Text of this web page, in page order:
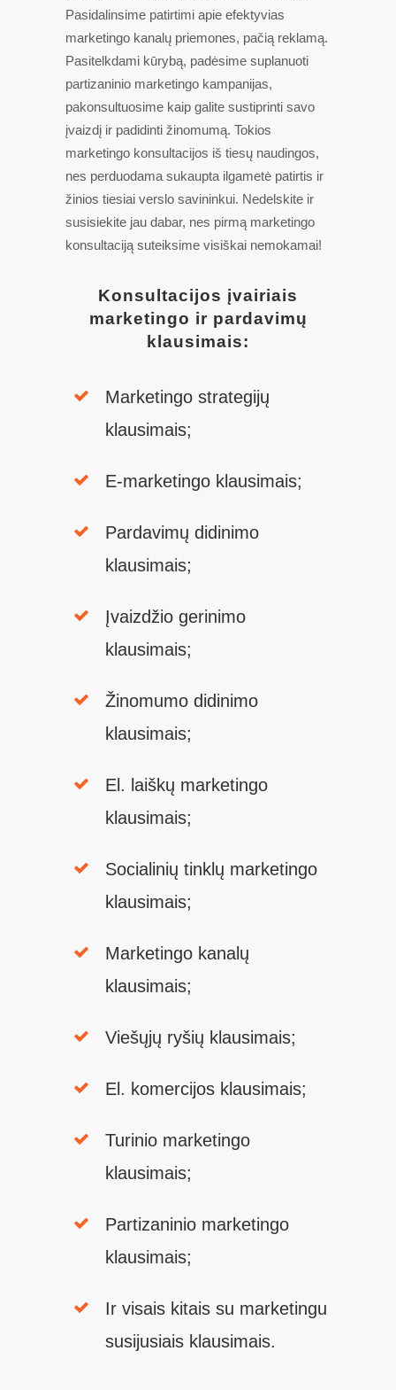
Pasidalinsime patirtimi apie efektyvias
marketingo kanalų priemones, pačią reklamą.
Pasitelkdami kūrybą, padėsime suplanuoti
partizaninio marketingo kampanijas,
pakonsultuosime kaip galite sustiprinti savo
įvaizdį ir padidinti žinomumą. Tokios
marketingo konsultacijos iš tiesų naudingos,
nes perduodama sukaupta ilgametė patirtis ir
žinios tiesiai verslo savininkui. Nedelskite ir
susisiekite jau dabar, nes pirmą marketingo
konsultaciją suteiksime visiškai nemokamai!
Konsultacijos įvairiais
marketingo ir pardavimų
klausimais:
Marketingo strategijų
klausimais;
E-marketingo klausimais;
Pardavimų didinimo
klausimais;
Įvaizdžio gerinimo
klausimais;
Žinomumo didinimo
klausimais;
El. laiškų marketingo
klausimais;
Socialinių tinklų marketingo
klausimais;
Marketingo kanalų
klausimais;
Viešųjų ryšių klausimais;
El. komercijos klausimais;
Turinio marketingo
klausimais;
Partizaninio marketingo
klausimais;
Ir visais kitais su marketingu
susijusiais klausimais.